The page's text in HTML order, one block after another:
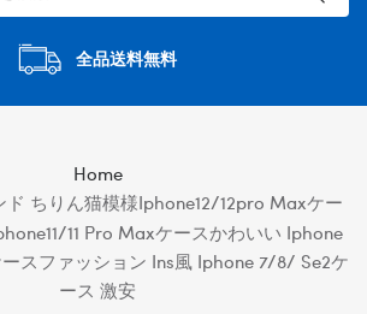
全品送料無料
Home
ド ちりん猫模様iphone12/12pro Maxケー
11 Pro Maxケースかわいい Iphone
ファッション Ins風 Iphone 7/8/ Se2ケ
ース 激安